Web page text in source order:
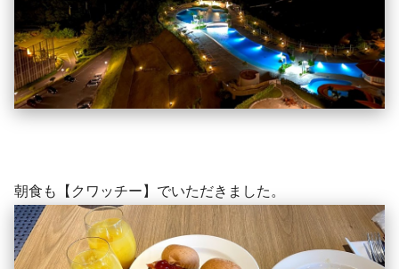
朝食も【クワッチー】でいただきました。